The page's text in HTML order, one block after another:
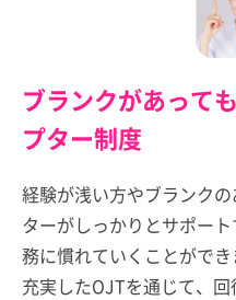
ブランクがあって
プター制度
経験が浅い方やブランク
ターがしっかりとサポー
務に慣れていくことができ
充実したOJTを通じて、